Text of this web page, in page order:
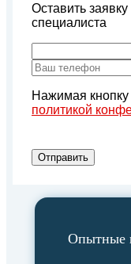
Оставить
специалиста
Нажимая кнопку
политикой
Отправить
Опытные